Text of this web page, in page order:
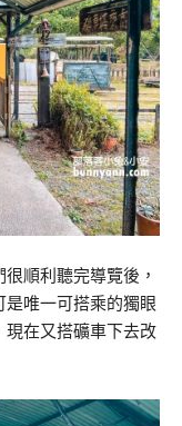
順利聽完導覽後，
唯一可搭乘的獨眼
現在又搭礦車下去改